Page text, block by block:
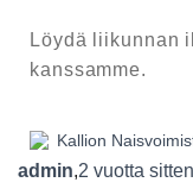
Löydä liikunnan
kanssamme.
admin,2 vuotta sitten